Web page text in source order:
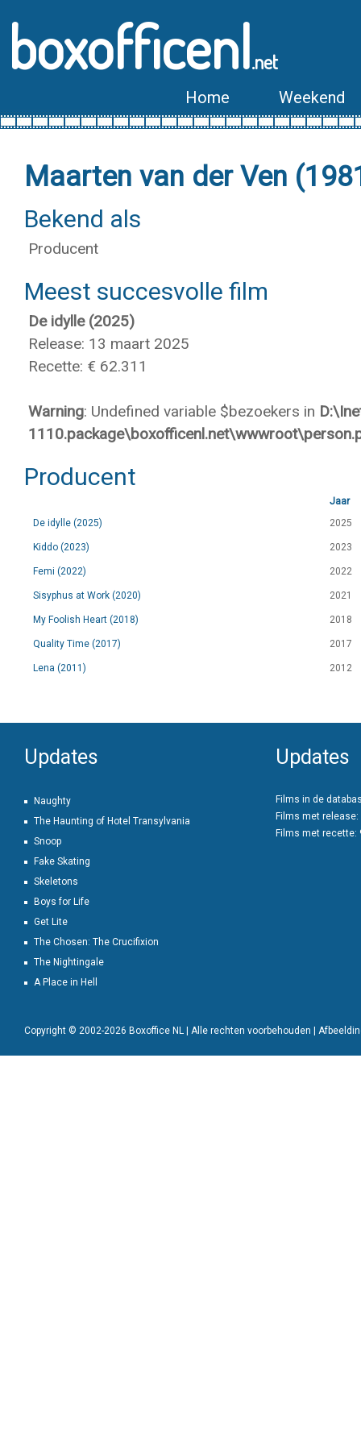
boxofficenl.net
Home Weekend
Maarten van der Ven
Bekend als
Producent
Meest succesvolle film
De idylle (2025)
Release: 13 maart 2025
Recette: € 62.311
Warning: Undefined variable $bezoekers in
Producent
Jaar
De idylle (2025)
2025
Kiddo (2023) 2023
Femi (2022) 2022
Sisyphus at Work (2020) 2021
My Foolish Heart (2018) 2018
Quality Time (2017) 2017
Lena (2011) 2012
Updates
Naughty
The Haunting of Hotel Transylvania
Snoop
Fake Skating
Skeletons
Boys for Life
Get Lite
The Chosen: The Crucifixion
The Nightingale
A Place in Hell
Updates
Films in de
Films met release:
Films met recette:
Copyright © 2002-2026 Boxoffice NL | Alle rechten voorbehouden |